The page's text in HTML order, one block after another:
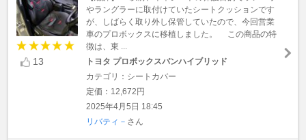
13
やラングラーに取付けていたシートクッションです
が、しばらく取り外し保管していたので、今回営業
車のプロボックスに移植しました。 この商品の特
徴は、東 ...
トヨタ プロボックスバンハイブリッド
カテゴリ：シートカバー
定価：12,672円
2025年4月5日 18:45
リバティ－ さん